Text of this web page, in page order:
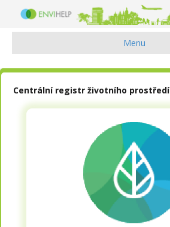
Menu
Centrální registr životního prostředí